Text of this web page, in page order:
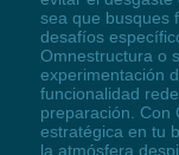
sea que busques
desafíos
Omnestructura o
experimentación
funcionalidad
preparación. Con
estratégica en tu
la atmósfera